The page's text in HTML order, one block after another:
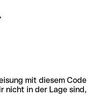
mit diesem
nicht in der Lage